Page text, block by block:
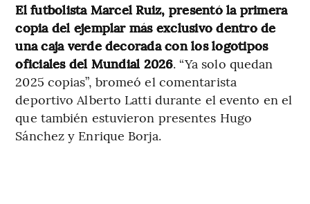
El futbolista Marcel Ruiz, presentó la primera
copia del ejemplar más exclusivo dentro de
una caja verde decorada con los logotipos
oficiales del Mundial 2026. “Ya solo quedan
2025 copias”, bromeó el comentarista
deportivo Alberto Latti durante el evento en el
que también estuvieron presentes Hugo
Sánchez y Enrique Borja.